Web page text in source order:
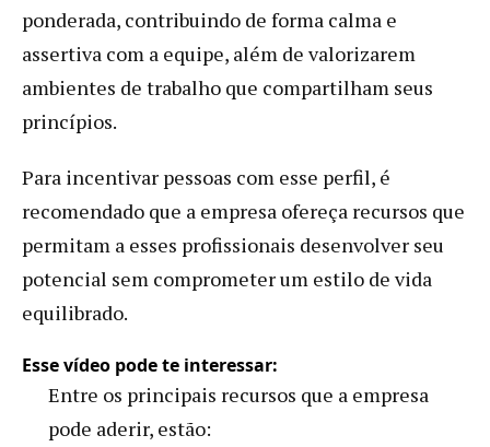
ponderada, contribuindo de forma calma e
assertiva com a equipe, além de valorizarem
ambientes de trabalho que compartilham seus
princípios.
Para incentivar pessoas com esse perfil, é
recomendado que a empresa ofereça recursos que
permitam a esses profissionais desenvolver seu
potencial sem comprometer um estilo de vida
equilibrado.
Esse vídeo pode te interessar:
Entre os principais recursos que a empresa
pode aderir, estão: